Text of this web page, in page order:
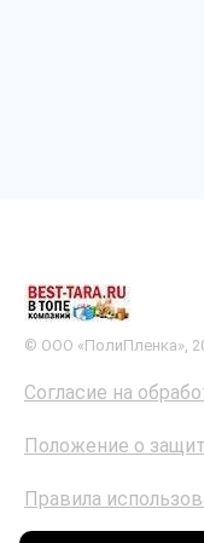
© ООО «ПолиПленка»,
Согласие на
Положение о
Правила